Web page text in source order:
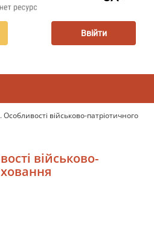
Ввійти
Особливості військово-патріотичного
військово-